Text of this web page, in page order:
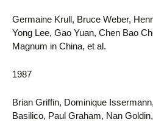
Germaine Krull, Bruce Weber,
Yong Lee, Gao Yuan, Chen Bao
Magnum in China, et al.
1987
Brian Griffin, Dominique
Basilico, Paul Graham, Nan